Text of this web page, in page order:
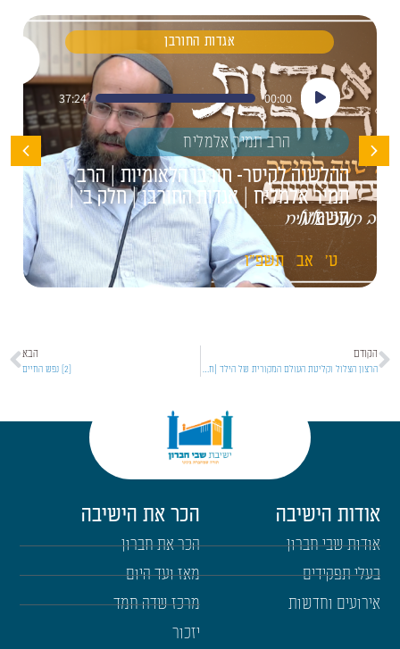
אגדות החורבן
נגן
אודיו
00:00
37:24
הרב תמיר אלמליח
ההלשנה לקיסר- חורבן הלאומיות | הרב
תמיר אלמליח | אגדות החורבן | חלק ב' |
תשפ"ו
ט' אב תשפ"ו
הקודם
הרצון הצלול וקליטת העולם המקורית של הילד |חינוך ילדים [09]
הבא
אודות הישיבה
אודות שבי חברון
בעלי תפקידים
אירועים וחדשות
הכר את הישיבה
הכר את חברון
מאז ועד היום
מרכז שדה חמד
יזכור